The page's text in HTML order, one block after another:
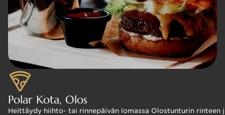
Polar Kota, Olos
Heittäydy hiihto- tai rinnepäivän lomassa Olostunturin rinteen